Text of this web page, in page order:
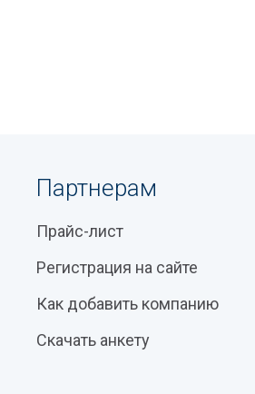
Партнерам
Прайс-лист
Регистрация на сайте
Как добавить компанию
Скачать анкету